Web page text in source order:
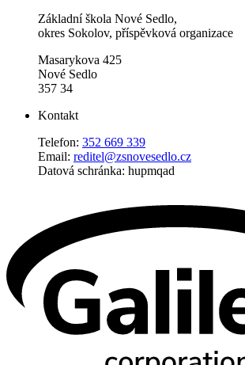
Základní škola Nové Sedlo,
okres Sokolov, příspěvková organizace
Masarykova 425
Nové Sedlo
357 34
Kontakt
Telefon: 352 669 339
Email: reditel@zsnovesedlo.cz
Datová schránka: hupmqad